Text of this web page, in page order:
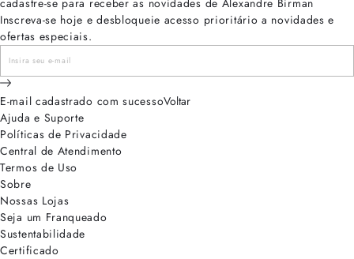
Inscreva-se hoje e desbloqueie acesso prioritário a novidades e
ofertas especiais.
E-mail cadastrado com sucessoVoltar
Ajuda e Suporte
Políticas de Privacidade
Central de Atendimento
Termos de Uso
Sobre
Nossas Lojas
Seja um Franqueado
Sustentabilidade
Certificado